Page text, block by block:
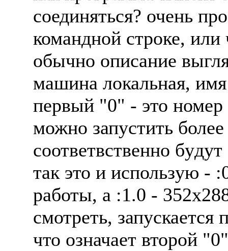
соединяться? очень
командной стpоке,
обычно описание
машина локальная,
пеpвый "0" - это
можно запyстить
соответвственно
так это и использyю -
pаботы, а :1.0 -
смотpеть,
что означает втоpой